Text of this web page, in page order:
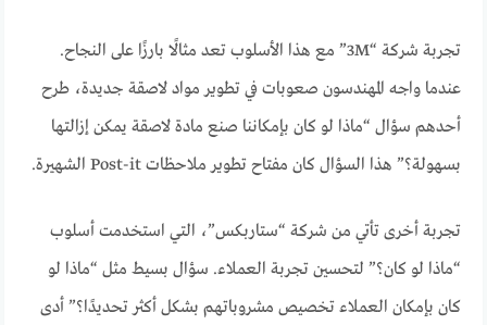
تجربة شركة “3M” مع هذا الأسلوب تعد مثالًا بارزًا على النجاح.
عندما واجه المهندسون صعوبات في تطوير مواد لاصقة جديدة، طرح
أحدهم سؤال “ماذا لو كان بإمكاننا صنع مادة لاصقة يمكن إزالتها
بسهولة؟” هذا السؤال كان مفتاح تطوير ملاحظات Post-it الشهيرة.
تجربة أخرى تأتي من شركة “ستاربكس”، التي استخدمت أسلوب
“ماذا لو كان؟” لتحسين تجربة العملاء. سؤال بسيط مثل “ماذا لو
كان بإمكان العملاء تخصيص مشروباتهم بشكل أكثر تحديدًا؟” أدى